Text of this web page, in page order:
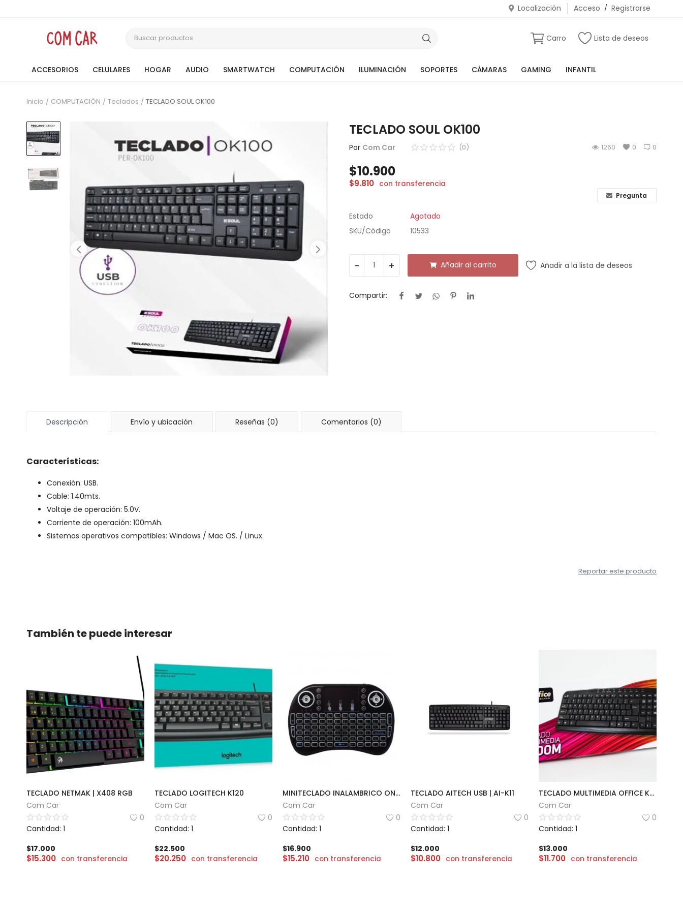
Localización Acceso / Registrarse
Carro Lista de deseos
ACCESORIOS CELULARES HOGAR AUDIO SMARTWATCH COMPUTACIÓN ILUMINACIÓN SOPORTES CÁMARAS GAMING INFANTIL
Inicio COMPUTACIÓN Teclados TECLADO SOUL OK100
TECLADO SOUL OK100
Por Com Car 0
(0) 0
1260
$10.900
$9.810 con transferencia
Pregunta
Estado
Agotado
SKU/Código
10533
- + Añadir al carrito Añadir a la lista de deseos
Compartir:
Descripción Envío y ubicación Reseñas (0) Comentarios (0)
Características:
Conexión: USB.
Cable: 1.40mts.
Voltaje de operación: 5.0V.
Corriente de operación: 100mAh.
Sistemas operativos compatibles: Windows / Mac OS. / Linux.
Reportar este producto
También te puede interesar
TECLADO NETMAK | X408 RGB
Com Car
0
Cantidad: 1
$17.000
$15.300 con transferencia
TECLADO LOGITECH K120
Com Car
0
Cantidad: 1
$22.500
$20.250 con transferencia
MINITECLADO INALAMBRICO ONLY MOD MK01
Com Car
0
Cantidad: 1
$16.900
$15.210 con transferencia
TECLADO AITECH USB | AI-K11
Com Car
0
Cantidad: 1
$12.000
$10.800 con transferencia
TECLADO MULTIMEDIA OFFICE K400M
Com Car
0
Cantidad: 1
$13.000
$11.700 con transferencia